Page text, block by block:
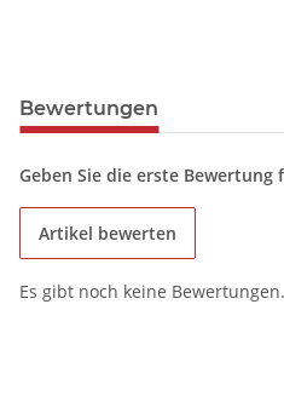
Bewertungen
Geben Sie die erste
Artikel bewerten
Es gibt noch keine Bewertungen.